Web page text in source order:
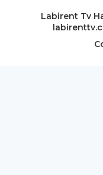
Labirent Tv